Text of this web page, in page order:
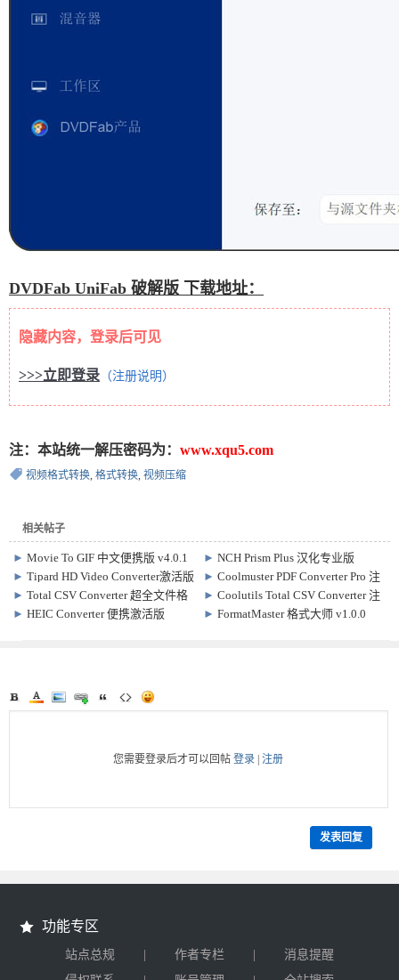
DVDFab UniFab 破解版 下载地址：
隐藏内容，登录后可见
>>>立即登录 （注册说明）
注：本站统一解压密码为： www.xqu5.com
视频格式转换, 格式转换, 视频压缩
相关帖子
►Movie To GIF 中文便携版 v4.0.1
免费视频转GIF动图软件
►NCH Prism Plus 汉化专业版
Win12.00 / Mac10.09 视频格式转换
软件
►Tipard HD Video Converter激活版
Win9.2.36/Mac9.1.28 视频格式转换
软件
►Coolmuster PDF Converter Pro 注
册激活版 v2.3.2 PDF格式转换软件
►Total CSV Converter 超全文件格
式转换软件 v4.1.1.63
►Coolutils Total CSV Converter 注
册激活版 v4.1.1.75 CSV格式转换软
►HEIC Converter 便携激活版
►FormatMaster 格式大师 v1.0.0
您需要登录后才可以回帖登录 |注册
发表回复
功能专区
站点总规 | 作者专栏 |
消息提醒